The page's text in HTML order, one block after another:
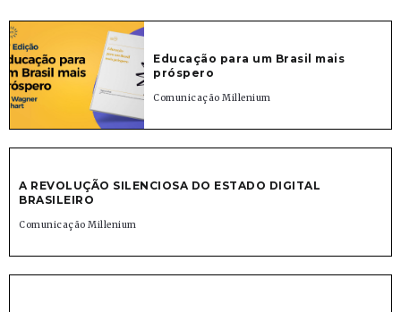
Educação para um Brasil mais
próspero
Comunicação Millenium
A REVOLUÇÃO SILENCIOSA DO ESTADO DIGITAL
BRASILEIRO
Comunicação Millenium